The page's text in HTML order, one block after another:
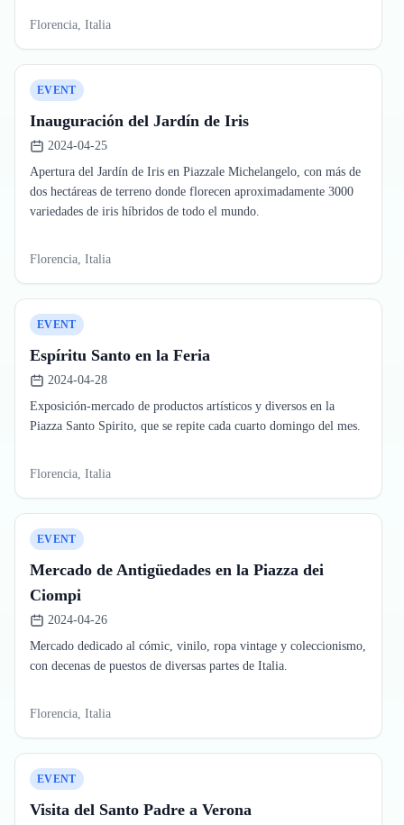
Florencia, Italia
EVENT
Inauguración del Jardín de Iris
2024-04-25
Apertura del Jardín de Iris en Piazzale Michelangelo, con más de
dos hectáreas de terreno donde florecen aproximadamente 3000
variedades de iris híbridos de todo el mundo.
Florencia, Italia
EVENT
Espíritu Santo en la Feria
2024-04-28
Exposición-mercado de productos artísticos y diversos en la
Piazza Santo Spirito, que se repite cada cuarto domingo del mes.
Florencia, Italia
EVENT
Mercado de Antigüedades en la Piazza dei
Ciompi
2024-04-26
Mercado dedicado al cómic, vinilo, ropa vintage y coleccionismo,
con decenas de puestos de diversas partes de Italia.
Florencia, Italia
EVENT
Visita del Santo Padre a Verona